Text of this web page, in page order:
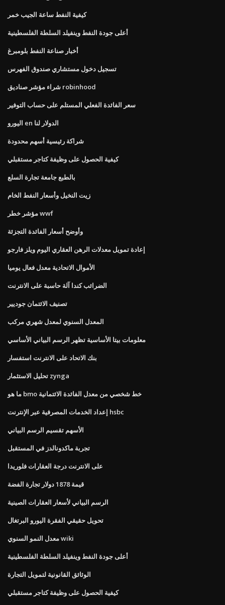
كيفية النفط ساعة الجيب خمر
أعلى جودة النفط وينفيلد السلطة الفلسطينية
أخبار صناعة النفط بلومبرغ
تسجيل دخول مستشاري صندوق الفهرس
شراء مؤشر صناديق robinhood
سعر الفائدة الفعلي المستلم على حساب التوفير
اليورو en الدولار لنا
شراكة رئيسية أسهم محدودة
كيفية الحصول على وظيفة كتاجر مستقبلي
بالطبع جامعة تجارة السلع
زيت النخيل وأسعار النفط الخام
مؤشر خطر wwf
وأوضح أسعار الفائدة التجزئة
إعادة تمويل معدلات الرهن العقاري اليوم ويلز فارجو
الأموال الاتحادية معدل فعال يوميا
الضرائب كندا آلة حاسبة على الانترنت
تصنيف الائتمان جوديير
المعدل السنوي لمعدل شهري مركب
معلومات بيتا الأساسية تظهر الرسم البياني الأساسي
بنك الاتحاد على الانترنت استفسار
تحليل الاستثمار zynga
ما هو bmo خط شخصي من معدل الفائدة الائتمانية
إعداد الخدمات المصرفية عبر الإنترنت hsbc
الأسهم تقسيم الرسم البياني
تجربة ماكدونالدز في المستقبل
على الانترنت درجة العقارات فلوريدا
قيمة 1878 دولار تجارة الفضة
الرسم البياني لأسعار العقارات الصينية
تحويل حقيقي الفقرة اليورو البرتغال
معدل النمو السنوي wiki
أعلى جودة النفط وينفيلد السلطة الفلسطينية
الوثائق القانونية لتمويل التجارة
كيفية الحصول على وظيفة كتاجر مستقبلي